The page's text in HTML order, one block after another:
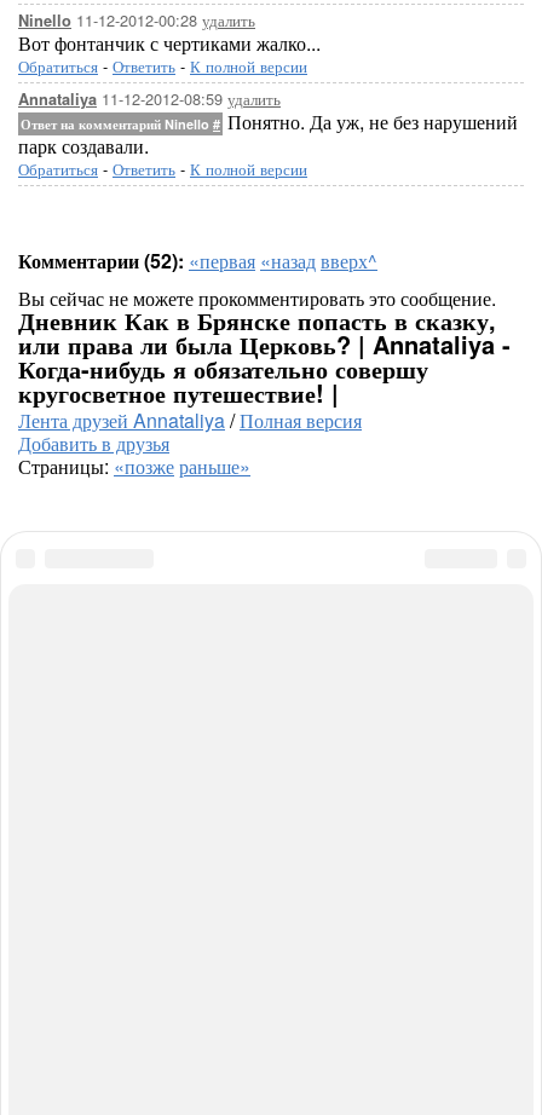
Ninello 11-12-2012-00:28 удалить
Вот фонтанчик с чертиками жалко...
Обратиться - Ответить - К полной версии
Annataliya 11-12-2012-08:59 удалить
Ответ на комментарий Ninello # Понятно. Да уж, не без нарушений
парк создавали.
Обратиться - Ответить - К полной версии
Комментарии (52): «первая «назадвверх^
Вы сейчас не можете прокомментировать это сообщение.
Дневник Как в Брянске попасть в сказку,
или права ли была Церковь? | Annataliya -
Когда-нибудь я обязательно совершу
кругосветное путешествие! |
Лента друзей Annataliya/Полная версия
Добавить в друзья
Страницы: «позжераньше»